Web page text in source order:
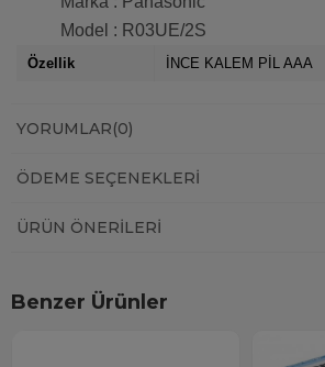
Model : R03UE/2S
Özellik İNCE KALEM PİL AAA
YORUMLAR(0)
ÖDEME SEÇENEKLERI
ÜRÜN ÖNERILERI
Benzer Ürünler